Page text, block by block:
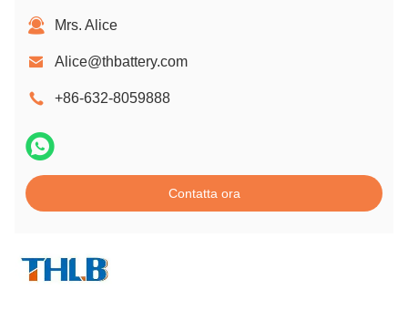
Mrs. Alice
Alice@thbattery.com
+86-632-8059888
Contatta ora